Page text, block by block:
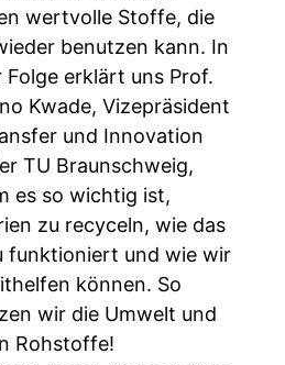
wertvolle Stoffe, die
benutzen kann. In
Folge erklärt uns Prof.
Kwade, Vizepräsident
und Innovation
TU Braunschweig,
es so wichtig ist,
zu recyceln, wie das
funktioniert und wie wir
können. So
wir die Umwelt und
Rohstoffe!